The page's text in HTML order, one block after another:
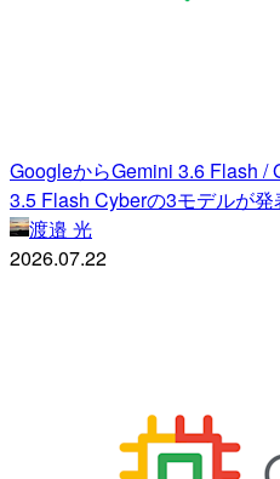
GoogleからGemini 3.6 Flash /
3.5 Flash Cyberの3モデルが発
渡邉 光
2026.07.22